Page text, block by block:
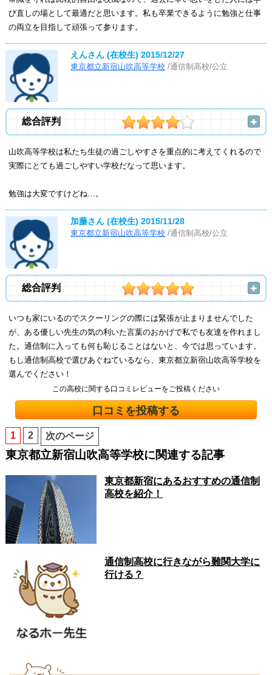
び直しの場として最適だと思います。私も卒業できるように勉強と仕事
の両立を目指して頑張って参ります。
えんさん (在校生)2015/12/27
東京都立新宿山吹高等学校 /通信制高校/公立
総合評判
山吹高等学校は私たち生徒の過ごしやすさを重点的に考えてくれるので
実際にとても過ごしやすい学校だなって思います。
勉強は大変ですけどね…。
加藤さん (在校生)2015/11/28
東京都立新宿山吹高等学校 /通信制高校/公立
総合評判
いつも家にいるのでスクーリングの際には緊張が止まりませんでした
が、ある優しい先生の気の利いた言葉のおかげで私でも友達を作れまし
た。通信制に入っても何も恥じることはないと、今では思っています。
もし通信制高校で選びあぐねているなら、東京都立新宿山吹高等学校を
選んでください！
この高校に関する口コミレビューをご投稿ください
口コミを投稿する
1 2 次のページ
東京都立新宿山吹高等学校に関連する記事
東京都新宿にあるおすすめの通信制
高校を紹介！
通信制高校に行きながら難関大学に
行ける？